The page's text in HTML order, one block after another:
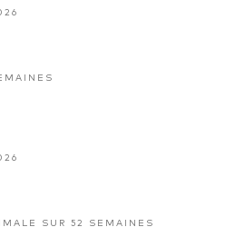
SUR 52 SEMAINES